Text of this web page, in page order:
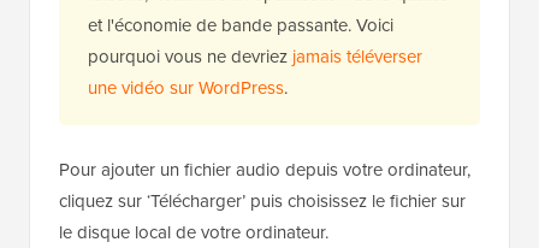
et l'économie de bande passante. Voici
pourquoi vous ne devriez jamais téléverser
une vidéo sur WordPress.
Pour ajouter un fichier audio depuis votre ordinateur,
cliquez sur ‘Télécharger’ puis choisissez le fichier sur
le disque local de votre ordinateur.